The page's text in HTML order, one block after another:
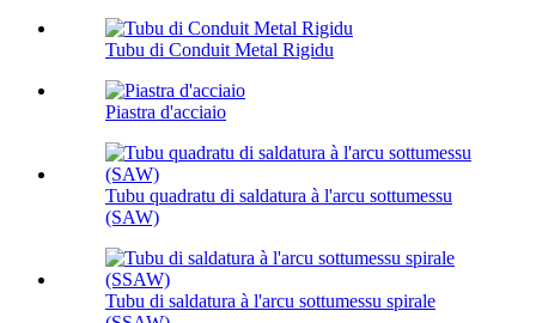
Tubu di Conduit Metal Rigidu
Piastra d'acciaio
Tubu quadratu di saldatura à l'arcu sottumessu
(SAW)
Tubu di saldatura à l'arcu sottumessu spirale